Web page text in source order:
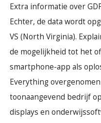
Extra informatie over
Echter, de data wordt
VS (North Virginia).
de mogelijkheid tot het
smartphone-app als
Everything
toonaangevend bedrijf
displays en